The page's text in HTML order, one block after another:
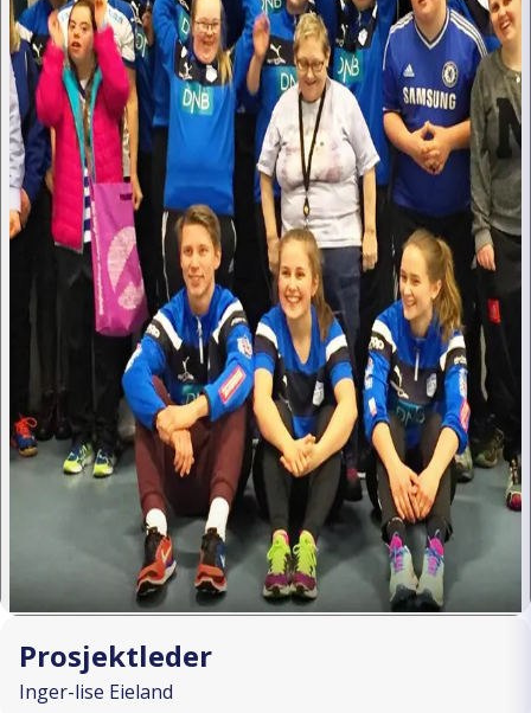
Prosjektleder
Inger-lise Eieland